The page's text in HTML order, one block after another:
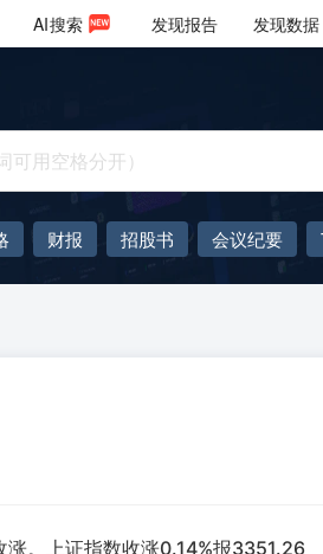
AI搜索 发现报告 发现数据
财报 招股书 会议纪要
AIGC
大模型
涨。上证指数收涨0.14%报3351.26